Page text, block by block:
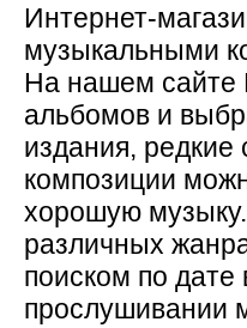
Интернет-
музыкальными
На нашем сайте
альбомов и
издания,
композиции
хорошую
различных
поиском по
прослушивании